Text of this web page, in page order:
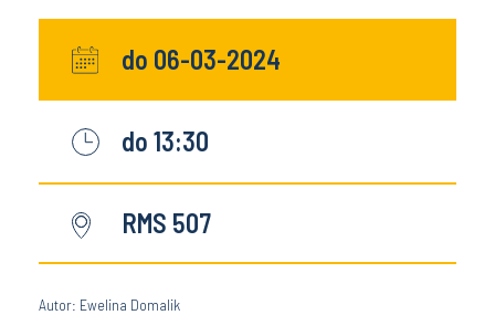
do 06-03-2024
do 13:30
RMS 507
Autor: Ewelina Domalik